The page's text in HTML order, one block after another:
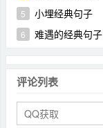
5 小埋经典句子
6 难遇的经典句子
评论列表